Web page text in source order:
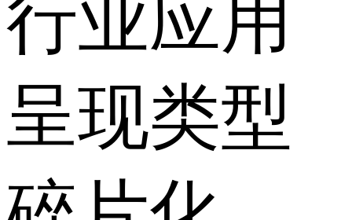
行业应用
呈现类型